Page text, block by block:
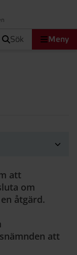
sök Meny
att
om
åtgärd.
att